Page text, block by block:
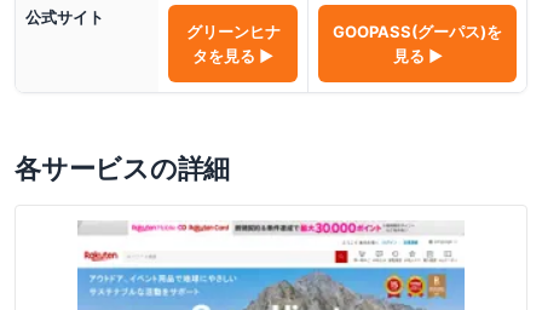
公式サイト
グリーンヒナ
タを見る ▶
GOOPASS(グーパス)を
見る ▶
各サービスの詳細